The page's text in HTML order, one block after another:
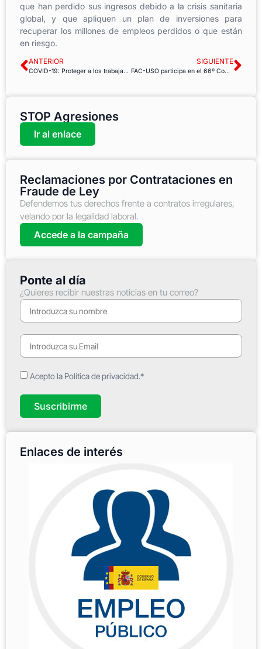
que han perdido sus ingresos debido a la crisis sanitaria
global, y que apliquen un plan de inversiones para
recuperar los millones de empleos perdidos o que están
en riesgo.
ANTERIOR
COVID-19: Proteger a los trabajadores en el lugar de trabajo
SIGUIENTE
FAC-USO participa en el 66º Comité Ejecutivo de la EPSU
STOP Agresiones
Ir al enlace
Reclamaciones por Contrataciones en
Fraude de Ley
Defendemos tus derechos frente a contratos irregulares,
velando por la legalidad laboral.
Accede a la campaña
Ponte al día
¿Quieres recibir nuestras noticias en tu correo?
Acepto la Política de privacidad.*
Suscribirme
Enlaces de interés